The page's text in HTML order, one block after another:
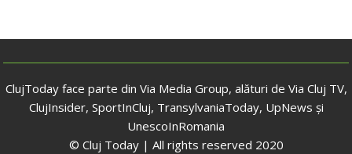
ClujToday face parte din Via Media Group, alături de Via Cluj TV,
ClujInsider, SportInCluj, TransylvaniaToday, UpNews și
UnescoInRomania
© Cluj Today | All rights reserved 2020